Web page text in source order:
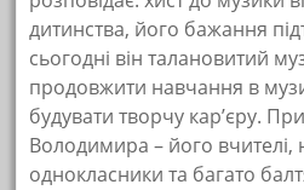
дитинства, його бажання
сьогодні він талановитий
продовжити навчання в
будувати творчу кар’єру.
Володимира – його вчителі,
однокласники та багато